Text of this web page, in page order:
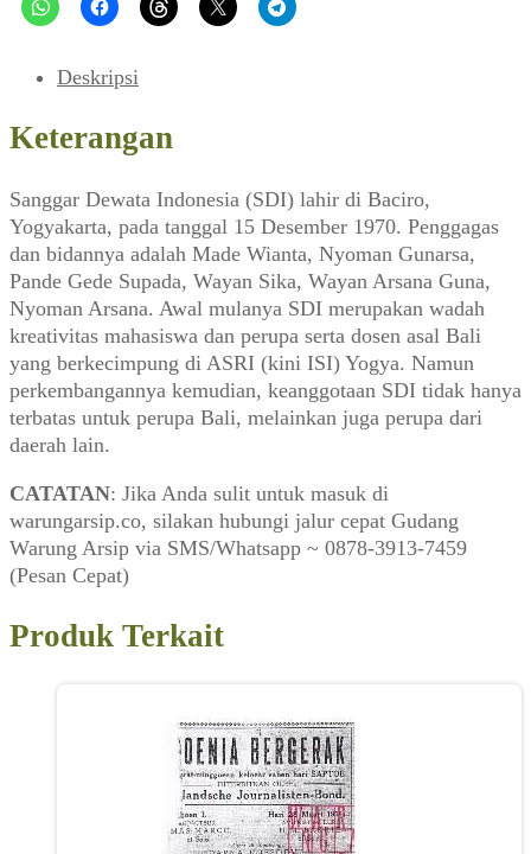
Gallery
FebruariDeskripsi
Keterangan
Sanggar Dewata Indonesia (SDI) lahir di Baciro,
Yogyakarta, pada tanggal 15 Desember 1970. Penggagas
dan bidannya adalah Made Wianta, Nyoman Gunarsa,
Pande Gede Supada, Wayan Sika, Wayan Arsana Guna,
Nyoman Arsana. Awal mulanya SDI merupakan wadah
kreativitas mahasiswa dan perupa serta dosen asal Bali
yang berkecimpung di ASRI (kini ISI) Yogya. Namun
perkembangannya kemudian, keanggotaan SDI tidak hanya
terbatas untuk perupa Bali, melainkan juga perupa dari
daerah lain.
CATATAN: Jika Anda sulit untuk masuk di
warungarsip.co, silakan hubungi jalur cepat Gudang
Warung Arsip via SMS/Whatsapp ~ 0878-3913-7459
(Pesan Cepat)
Produk Terkait